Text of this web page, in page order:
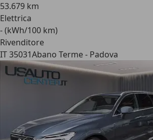
53.679 km
Elettrica
- (kWh/100 km)
Rivenditore
IT 35031Abano Terme - Padova